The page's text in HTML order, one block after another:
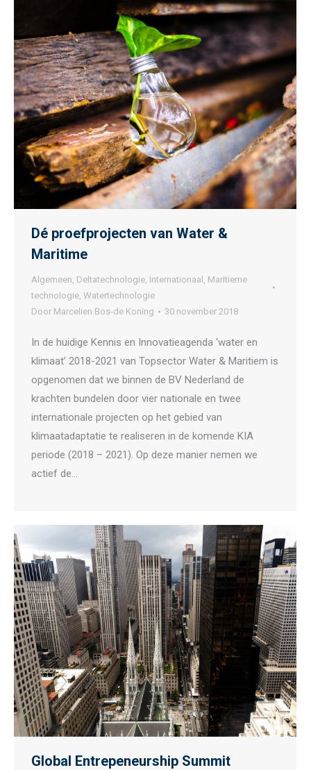
Dé proefprojecten van Water &
Maritime
Algemeen, Deltatechnologie, Internationaal , Maritieme
technologie, Watertechnologie
Door Marcelien Bos-de Koning 30 november 2018
In de huidige Kennis en Innovatieagenda ‘water en
klimaat’ 2018-2021 van Topsector Water & Maritiem is
opgenomen dat we binnen de BV Nederland de
krachten bundelen door vier nationale en twee
internationale projecten op het gebied van
klimaatadaptatie te realiseren in de komende KIA
periode (2018 – 2021). Op deze manier nemen we
actief de…
Global Entrepeneurship Summit